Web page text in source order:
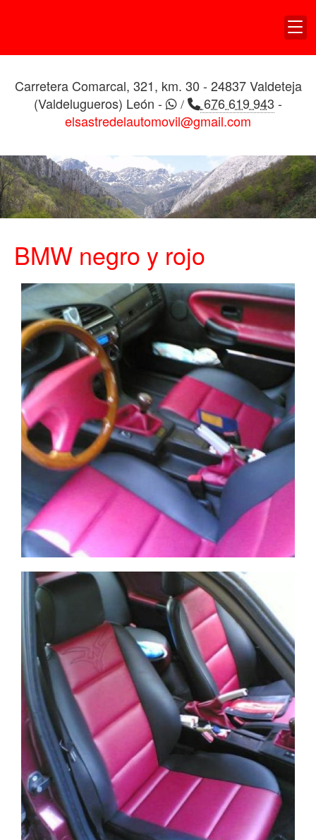
Carretera Comarcal, 321, km. 30 - 24837 Valdeteja
(Valdelugueros) León -
/ 676 619 943 -
elsastredelautomovil@gmail.com
BMW negro y rojo
BMW negro y rojo Ampliar